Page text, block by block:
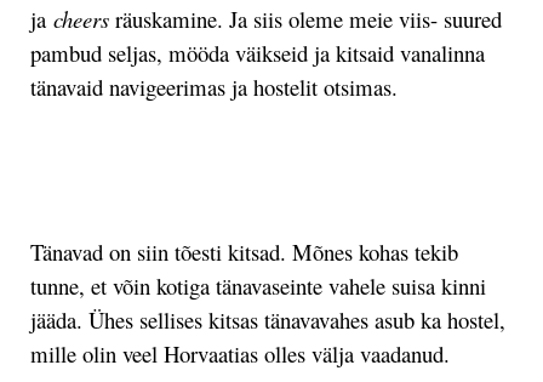
ja cheersräuskamine. Ja siis oleme meie viis- suured
pambud seljas, mööda väikseid ja kitsaid vanalinna
tänavaid navigeerimas ja hostelit otsimas.
Tänavad on siin tõesti kitsad. Mõnes kohas tekib
tunne, et võin kotiga tänavaseinte vahele suisa kinni
jääda. Ühes sellises kitsas tänavavahes asub ka hostel,
mille olin veel Horvaatias olles välja vaadanud.